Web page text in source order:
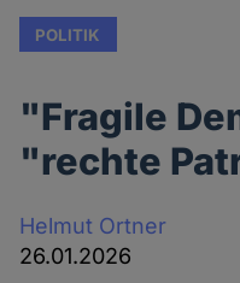
POLITIK
"Fragile
"rechte
Helmut Ortner
26.01.2026